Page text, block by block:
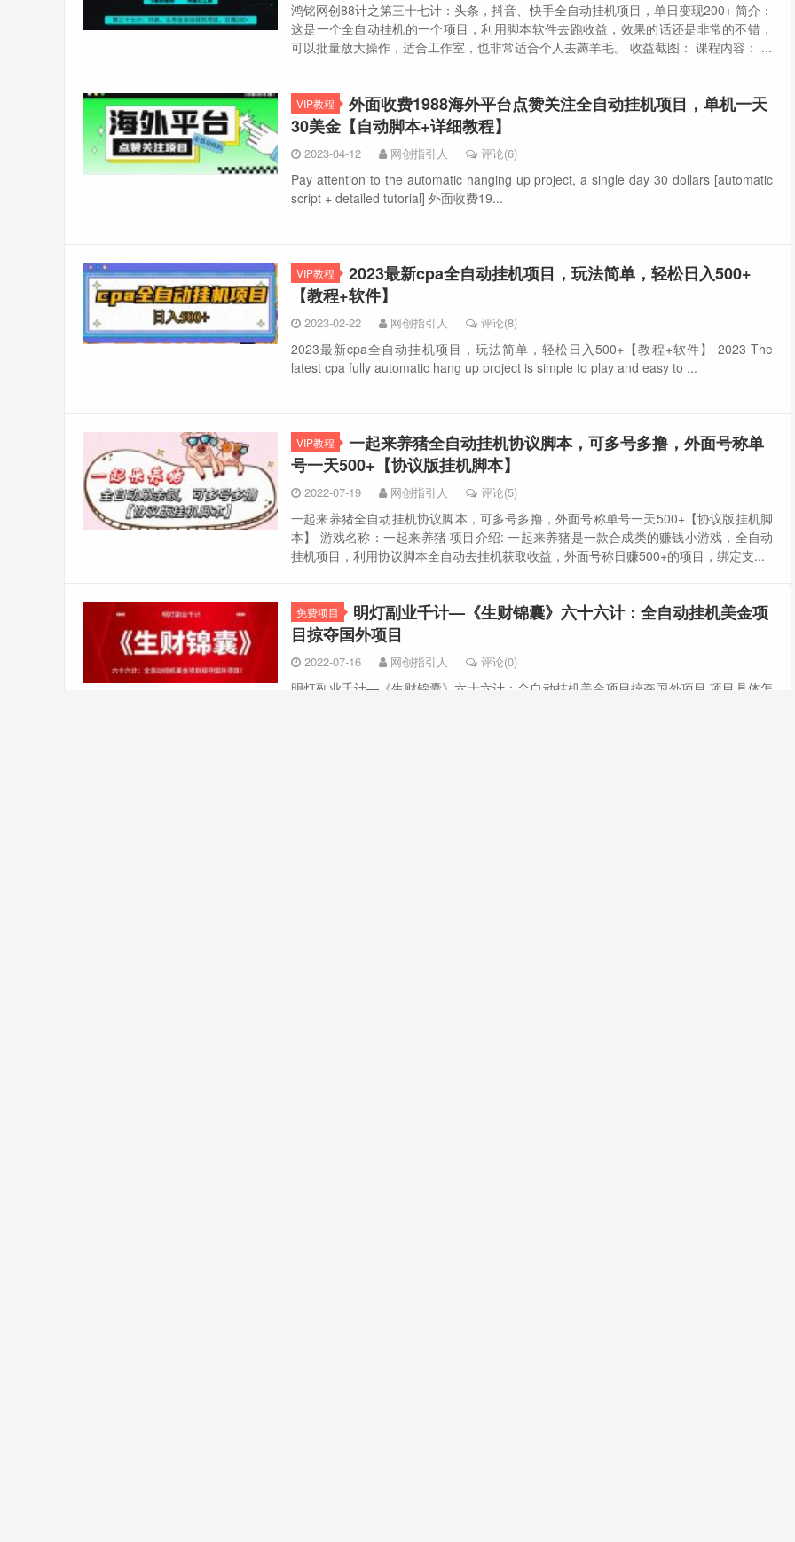
鸿铭网创88计之第三十七计：头条，抖音、快手全自动挂机项目，单日变现200+ 简介：
这是一个全自动挂机的一个项目，利用脚本软件去跑收益，效果的话还是非常的不错，
可以批量放大操作，适合工作室，也非常适合个人去薅羊毛。 收益截图： 课程内容： ...
VIP教程
外面收费1988海外平台点赞关注全自动挂机项目，单机一天
30美金【自动脚本+详细教程】
2023-04-12 网创指引人 评论(6)
Pay attention to the automatic hanging up project, a single day 30 dollars [automatic
script + detailed tutorial] 外面收费19...
VIP教程
2023最新cpa全自动挂机项目，玩法简单，轻松日入500+
【教程+软件】
2023-02-22 网创指引人 评论(8)
2023最新cpa全自动挂机项目，玩法简单，轻松日入500+【教程+软件】 2023 The
latest cpa fully automatic hang up project is simple to play and easy to ...
VIP教程
一起来养猪全自动挂机协议脚本，可多号多撸，外面号称单
号一天500+【协议版挂机脚本】
2022-07-19 网创指引人 评论(5)
一起来养猪全自动挂机协议脚本，可多号多撸，外面号称单号一天500+【协议版挂机脚
本】 游戏名称：一起来养猪 项目介绍: 一起来养猪是一款合成类的赚钱小游戏，全自动
挂机项目，利用协议脚本全自动去挂机获取收益，外面号称日赚500+的项目，绑定支...
免费项目
明灯副业千计—《生财锦囊》六十六计：全自动挂机美金项
目掠夺国外项目
2022-07-16 网创指引人 评论(0)
明灯副业千计—《生财锦囊》六十六计：全自动挂机美金项目掠夺国外项目 项目具体怎